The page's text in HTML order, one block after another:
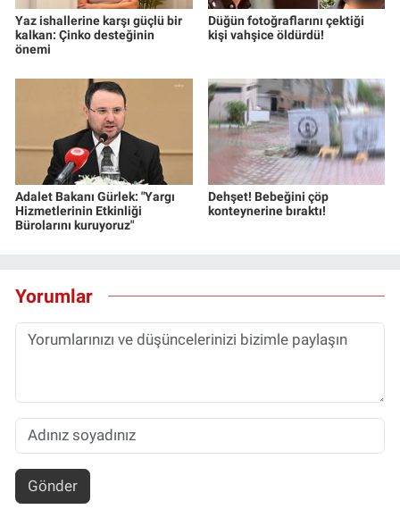
Yaz ishallerine karşı güçlü bir
kalkan: Çinko desteğinin
önemi
Düğün fotoğraflarını çektiği
kişi vahşice öldürdü!
Adalet Bakanı Gürlek: "Yargı
Hizmetlerinin Etkinliği
Bürolarını kuruyoruz"
Dehşet! Bebeğini çöp
konteynerine bıraktı!
Yorumlar
Gönder